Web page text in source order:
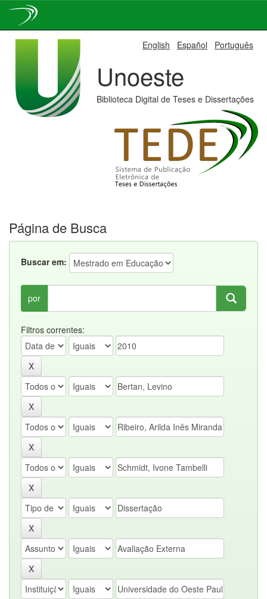
English Español Português
Unoeste
Biblioteca Digital de Teses e Dissertações
Página de Busca
Buscar em:
por
Filtros correntes: